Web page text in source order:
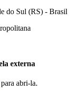
do Sul (RS) - Brasil
externa
abri-la.